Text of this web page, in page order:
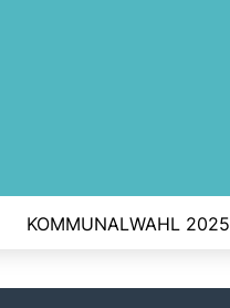
KOMMUNALWAHL 2025